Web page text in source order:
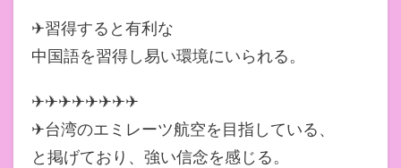
✈習得すると有利な
中国語を習得し易い環境にいられる。
✈✈✈✈✈✈✈✈
✈台湾のエミレーツ航空を目指している、
と掲げており、強い信念を感じる。